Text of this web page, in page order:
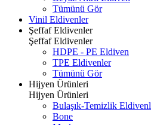
Tümünü Gör
Vinil Eldivenler
Şeffaf Eldivenler
Şeffaf Eldivenler
HDPE - PE Eldiven
TPE Eldivenler
Tümünü Gör
Hijyen Ürünleri
Hijyen Ürünleri
Bulaşık-Temizlik
Bone